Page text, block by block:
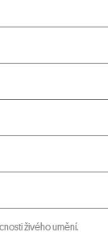
živého umění.